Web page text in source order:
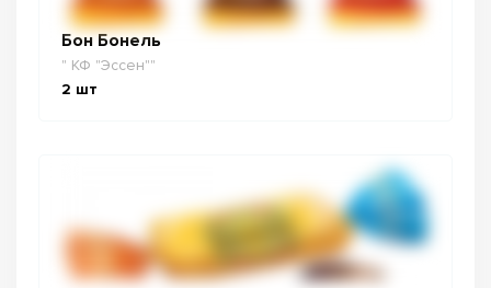
Бон Бонель
" КФ "Эссен""
2 шт